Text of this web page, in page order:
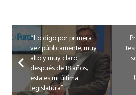
“Lo digo por primera
vez públicamente, muy
alto y muy claro:
después de 18 años,
esta es mi última
legislatura”